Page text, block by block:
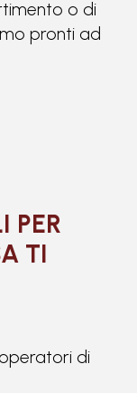
o di
pronti ad
PER
TI
di